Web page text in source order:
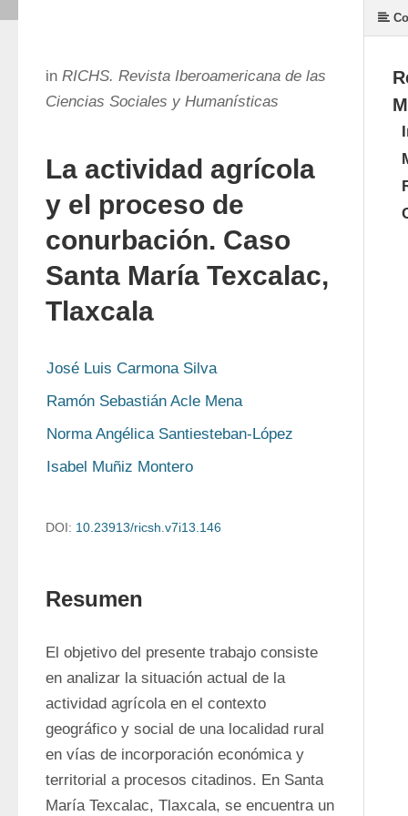
in RICHS. Revista Iberoamericana de las
Ciencias Sociales y Humanísticas
La actividad agrícola
y el proceso de
conurbación. Caso
Santa María Texcalac,
Tlaxcala
José Luis Carmona Silva
Ramón Sebastián Acle Mena
Norma Angélica Santiesteban-López
Isabel Muñiz Montero
DOI: 10.23913/ricsh.v7i13.146
Resumen
El objetivo del presente trabajo consiste
en analizar la situación actual de la
actividad agrícola en el contexto
geográfico y social de una localidad rural
en vías de incorporación económica y
territorial a procesos citadinos. En Santa
María Texcalac, Tlaxcala, se encuentra un